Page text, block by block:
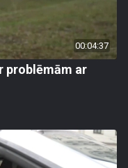
00:04:37
problēmām ar